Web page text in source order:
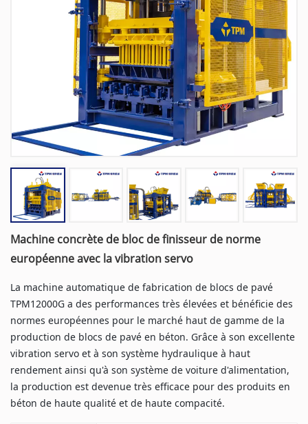
Machine concrète de bloc de finisseur de norme
européenne avec la vibration servo
La machine automatique de fabrication de blocs de pavé
TPM12000G a des performances très élevées et bénéficie des
normes européennes pour le marché haut de gamme de la
production de blocs de pavé en béton. Grâce à son excellente
vibration servo et à son système hydraulique à haut
rendement ainsi qu'à son système de voiture d'alimentation,
la production est devenue très efficace pour des produits en
béton de haute qualité et de haute compacité.